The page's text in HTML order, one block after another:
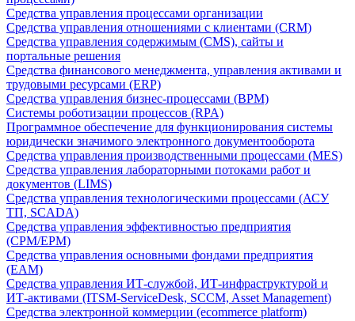
Средства управления процессами организации
Средства управления отношениями с клиентами (CRM)
Средства управления содержимым (CMS), сайты и
портальные решения
Средства финансового менеджмента, управления активами и
трудовыми ресурсами (ERP)
Средства управления бизнес-процессами (BPM)
Системы роботизации процессов (RPA)
Программное обеспечение для функционирования системы
юридически значимого электронного документооборота
Средства управления производственными процессами (MES)
Средства управления лабораторными потоками работ и
документов (LIMS)
Средства управления технологическими процессами (АСУ
ТП, SCADA)
Средства управления эффективностью предприятия
(CPM/EPM)
Средства управления основными фондами предприятия
(EAM)
Средства управления ИТ-службой, ИТ-инфраструктурой и
ИТ-активами (ITSM-ServiceDesk, SCCM, Asset Management)
Средства электронной коммерции (ecommerce platform)